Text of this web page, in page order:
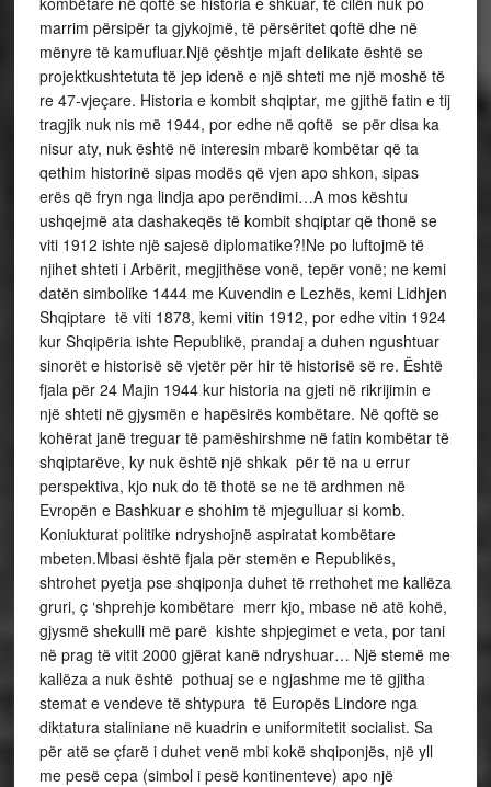
marrim përsipër ta gjykojmë, të përsëritet qoftë dhe në
mënyre të kamufluar.Një çështje mjaft delikate është se
projektkushtetuta të jep idenë e një shteti me një moshë të
re 47-vjeçare. Historia e kombit shqiptar, me gjithë fatin e tij
tragjik nuk nis më 1944, por edhe në qoftë se për disa ka
nisur aty, nuk është në interesin mbarë kombëtar që ta
qethim historinë sipas modës që vjen apo shkon, sipas
erës që fryn nga lindja apo perëndimi…A mos kështu
ushqejmë ata dashakeqës të kombit shqiptar që thonë se
viti 1912 ishte një sajesë diplomatike?!Ne po luftojmë të
njihet shteti i Arbërit, megjithëse vonë, tepër vonë; ne kemi
datën simbolike 1444 me Kuvendin e Lezhës, kemi Lidhjen
Shqiptare të viti 1878, kemi vitin 1912, por edhe vitin 1924
kur Shqipëria ishte Republikë, prandaj a duhen ngushtuar
sinorët e historisë së vjetër për hir të historisë së re. Është
fjala për 24 Majin 1944 kur historia na gjeti në rikrijimin e
një shteti në gjysmën e hapësirës kombëtare. Në qoftë se
kohërat janë treguar të pamëshirshme në fatin kombëtar të
shqiptarëve, ky nuk është një shkak për të na u errur
perspektiva, kjo nuk do të thotë se ne të ardhmen në
Evropën e Bashkuar e shohim të mjegulluar si komb.
Koniukturat politike ndryshojnë aspiratat kombëtare
mbeten.Mbasi është fjala për stemën e Republikës,
shtrohet pyetja pse shqiponja duhet të rrethohet me kallëza
gruri, ç ‘shprehje kombëtare merr kjo, mbase në atë kohë,
gjysmë shekulli më parë kishte shpjegimet e veta, por tani
në prag të vitit 2000 gjërat kanë ndryshuar… Një stemë me
kallëza a nuk është pothuaj se e ngjashme me të gjitha
stemat e vendeve të shtypura të Europës Lindore nga
diktatura staliniane në kuadrin e uniformitetit socialist. Sa
për atë se çfarë i duhet venë mbi kokë shqiponjës, një yll
me pesë cepa (simbol i pesë kontinenteve) apo një